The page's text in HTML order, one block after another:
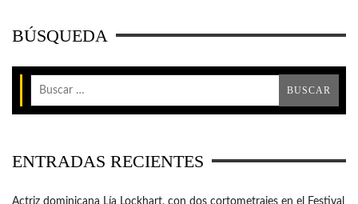
BÚSQUEDA
ENTRADAS RECIENTES
Actriz dominicana Lía Lockhart, con dos cortometrajes en el Festival